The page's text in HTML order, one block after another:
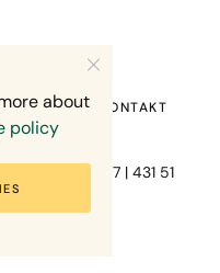
407 | 431 51
OM MIG KONTAKT
about
policy